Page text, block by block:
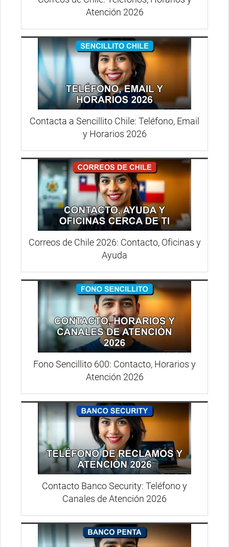
Atención 2026
Contacta a Sencillito Chile: Teléfono, Email
y Horarios 2026
Correos de Chile 2026: Contacto, Oficinas y
Ayuda
Fono Sencillito 600: Contacto, Horarios y
Atención 2026
Contacto Banco Security: Teléfono y
Canales de Atención 2026